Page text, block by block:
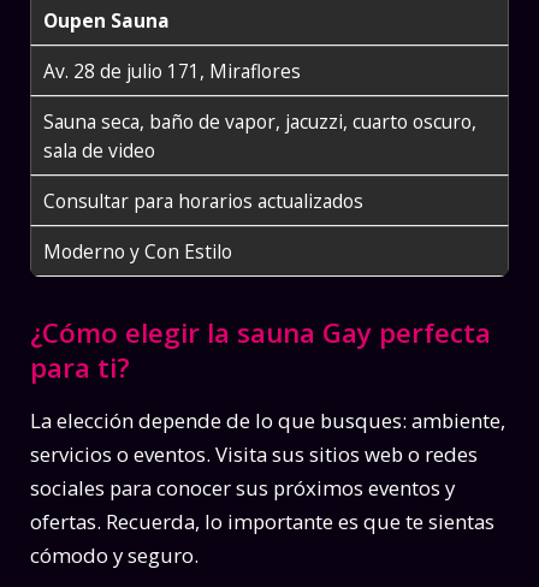
Oupen Sauna
Av. 28 de julio 171, Miraflores
Sauna seca, baño de vapor, jacuzzi, cuarto oscuro,
sala de video
Consultar para horarios actualizados
Moderno y Con Estilo
¿Cómo elegir la sauna Gay perfecta
para ti?
La elección depende de lo que busques: ambiente,
servicios o eventos. Visita sus sitios web o redes
sociales para conocer sus próximos eventos y
ofertas. Recuerda, lo importante es que te sientas
cómodo y seguro.